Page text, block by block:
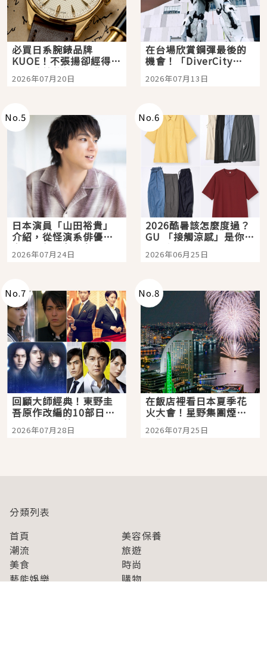
必買日系腕錶品牌
KUOE！不張揚卻經得起
時間洗鍊的經典之作五
選
2026年07月20日
在台場欣賞鋼彈最後的
機會！「DiverCity
Tokyo Plaza」搭船、
購物、美食及夜景，一
2026年07月13日
No.5
日本演員「山田裕貴」
介紹，從怪演系俳優走
向國民級日劇主角
2026年07月24日
No.6
2026酷暑該怎麼度過？
GU 「接觸涼感」是你的
夏日救星
2026年06月25日
No.7
回顧大師經典！東野圭
吾原作改編的10部日本
影視作品推薦
2026年07月28日
No.8
在飯店裡看日本夏季花
火大會！星野集團煙火
景觀飯店6選，讓你不用
人擠人悠閒欣賞
2026年07月25日
分類列表
首頁
美容保養
潮流
旅遊
美食
時尚
藝能娛樂
購物